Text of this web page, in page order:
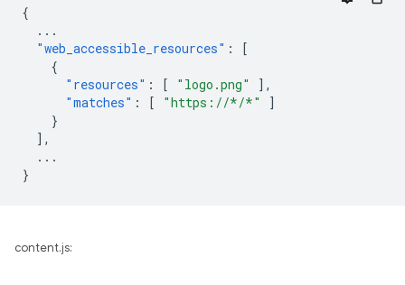
{
...
"web_accessible_resources" :
[
{
"resources" : [ "logo.png"
],
"matches" : [ "https://*/*"
]
}
],
...
}
content.js: